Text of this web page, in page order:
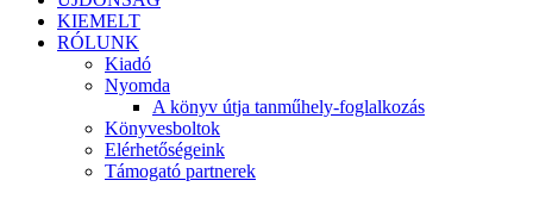
KIEMELT
RÓLUNK
Kiadó
Nyomda
A könyv útja tanműhely-foglalkozás
Könyvesboltok
Elérhetőségeink
Támogató partnerek